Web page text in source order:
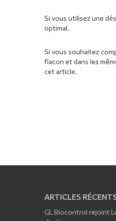
Si vous utilisez une
optimal.
Si vous souhaitez
flacon et dans les
cet article.
ARTICLES
GL Biocontrol rejoint